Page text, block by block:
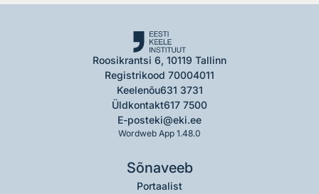
Roosikrantsi 6, 10119 Tallinn
Registrikood 70004011
Keelenõu631 3731
Üldkontakt617 7500
E-posteki@eki.ee
Wordweb App 1.48.0
Sõnaveeb
Portaalist